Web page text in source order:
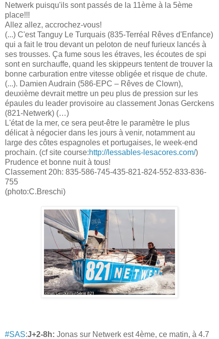
Netwerk puisqu'ils sont passés de la 11ème à la 5ème
place!!!
Allez allez, accrochez-vous!
(...) C'est Tanguy Le Turquais (835-Terréal Rêves d'Enfance)
qui a fait le trou devant un peloton de neuf furieux lancés à
ses trousses. Ça fume sous les étraves, les écoutes de spi
sont en surchauffe, quand les skippeurs tentent de trouver la
bonne carburation entre vitesse obligée et risque de chute.
(...). Damien Audrain (586-EPC – Rêves de Clown),
deuxième devrait mettre un peu plus de pression sur les
épaules du leader provisoire au classement Jonas Gerckens
(821-Netwerk) (…)
L'état de la mer, ce sera peut-être le paramètre le plus
délicat à négocier dans les jours à venir, notamment au
large des côtes espagnoles et portugaises, le week-end
prochain. (cf site course:http://lessables-lesacores.com/)
Prudence et bonne nuit à tous!
Classement 20h: 835-586-745-435-821-824-552-833-836-
755
(photo:C.Breschi)
#SAS:J+2-8h: Jonas sur Netwerk est 4ème, ce matin, à 4.7